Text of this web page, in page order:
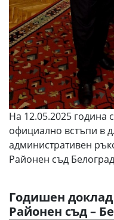
На 12.05.2025
официално встъпи в
административен
Районен съд
Годишен доклад
Районен съд –